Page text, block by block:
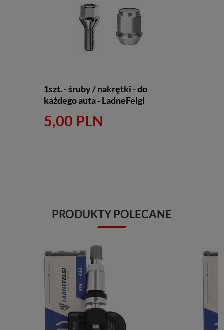
1szt. - śruby / nakrętki - do
każdego auta - LadneFelgi
5,00 PLN
PRODUKTY POLECANE